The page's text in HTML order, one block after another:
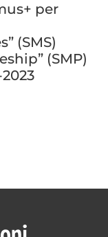
per
(SMS)
(SMP)